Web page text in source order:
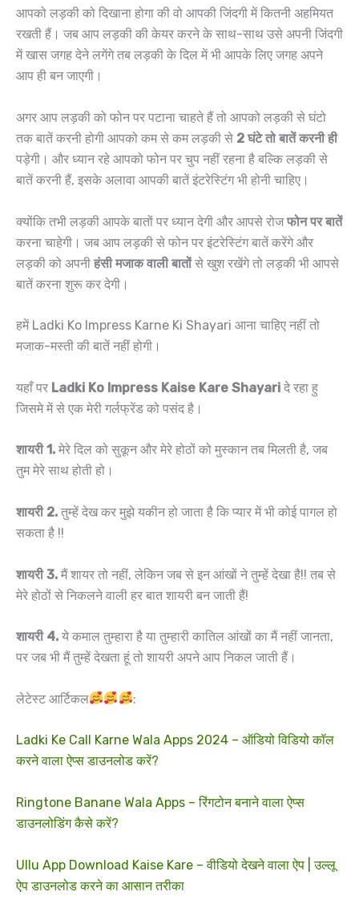
आपको लड़की को दिखाना होगा की वो आपकी जिंदगी में कितनी अहमियत
रखती हैं। जब आप लड़की की केयर करने के साथ-साथ उसे अपनी जिंदगी
में खास जगह देने लगेंगे तब लड़की के दिल में भी आपके लिए जगह अपने
आप ही बन जाएगी।
अगर आप लड़की को फोन पर पटाना चाहते हैं तो आपको लड़की से घंटो
तक बातें करनी होगी आपको कम से कम लड़की से 2 घंटे तो बातें करनी ही
पड़ेगी। और ध्यान रहे आपको फोन पर चुप नहीं रहना है बल्कि लड़की से
बातें करनी हैं, इसके अलावा आपकी बातें इंटरेस्टिंग भी होनी चाहिए।
क्योंकि तभी लड़की आपके बातों पर ध्यान देगी और आपसे रोजफोन पर बातें
करना चाहेगी। जब आप लड़की से फोन पर इंटरेस्टिंग बातें करेंगे और
लड़की को अपनी हंसी मजाक वाली बातोंसे खुश रखेंगे तो लड़की भी आपसे
बातें करना शुरू कर देगी।
हमें Ladki Ko Impress Karne Ki Shayari आना चाहिए नहीं तो
मजाक-मस्ती की बातें नहीं होगी।
यहाँ पर Ladki Ko Impress Kaise Kare Shayari दे रहा हु
जिसमे में से एक मेरी गर्लफ्रेंड को पसंद है।
शायरी 1. मेरे दिल को सुकून और मेरे होठों को मुस्कान तब मिलती है, जब
तुम मेरे साथ होती हो।
शायरी 2. तुम्हें देख कर मुझे यकीन हो जाता है कि प्यार में भी कोई पागल हो
सकता है !!
शायरी 3. मैं शायर तो नहीं, लेकिन जब से इन आंखों ने तुम्हें देखा है!! तब से
मेरे होठों से निकलने वाली हर बात शायरी बन जाती हैं!
शायरी 4. ये कमाल तुम्हारा है या तुम्हारी कातिल आंखों का मैं नहीं जानता,
पर जब भी मैं तुम्हें देखता हूं तो शायरी अपने आप निकल जाती हैं।
लेटेस्ट आर्टिकल :
Ladki Ke Call Karne Wala Apps 2024 – ऑडियो विडियो कॉल
करने वाला ऐप्स डाउनलोड करें?
Ringtone Banane Wala Apps – रिंगटोन बनाने वाला ऐप्स
डाउनलोडिंग कैसे करें?
Ullu App Download Kaise Kare – वीडियो देखने वाला ऐप | उल्लू
ऐप डाउनलोड करने का आसान तरीका